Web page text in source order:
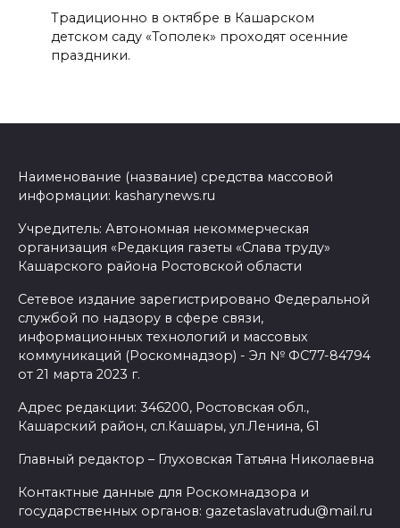
Традиционно в октябре в Кашарском
детском саду «Тополек» проходят осенние
праздники.
Наименование (название) средства массовой
информации: kasharynews.ru
Учредитель: Автономная некоммерческая
организация «Редакция газеты «Слава труду»
Кашарского района Ростовской области
Сетевое издание зарегистрировано Федеральной
службой по надзору в сфере связи,
информационных технологий и массовых
коммуникаций (Роскомнадзор) - Эл № ФС77-84794
от 21 марта 2023 г.
Адрес редакции: 346200, Ростовская обл.,
Кашарский район, сл.Кашары, ул.Ленина, 61
Главный редактор – Глуховская Татьяна Николаевна
Контактные данные для Роскомнадзора и
государственных органов: gazetaslavatrudu@mail.ru